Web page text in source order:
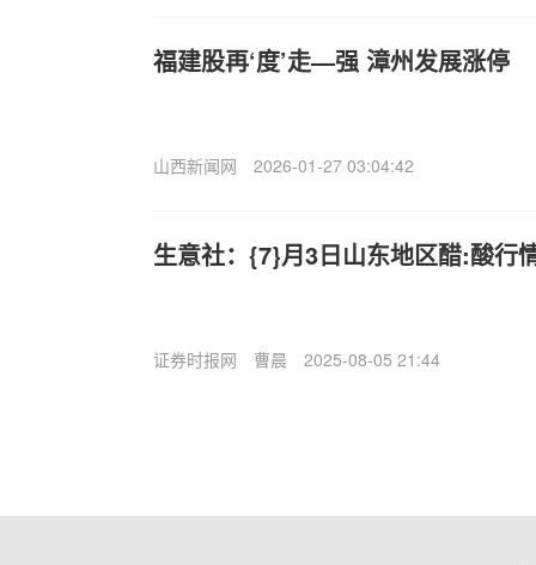
福建股再‘度’走—强 漳州发展涨停
山西新闻网 2026-01-27 03:04:42
生意社：{7}月3日山东地区醋:酸行
证券时报网 曹晨 2025-08-05 21:44